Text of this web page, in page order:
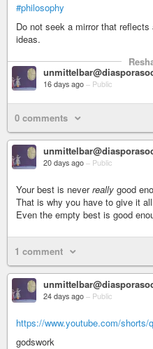
#philosophy
Do not seek a mirror that
ideas.
16 days ago – Public
0 comments
20 days ago – Public
Your best is neverreally good
That is why you have to give it
Even the empty best is good
1 comment
24 days ago – Public
https://www.youtube.com/shorts/
godswork